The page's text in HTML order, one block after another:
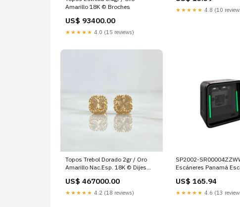
Amarillo 18K © Broches
US$ 93400.00
★★★★★ 4.0 (15 reviews)
★★★★★ 4.8 (10
Topos Trebol Dorado 2gr / Oro
Amarillo Nac.Esp. 18K © Dijes
US$ 467000.00
★★★★★ 4.2 (18 reviews)
SP2002-SR00004ZZWW
Escáneres Panamá
US$ 165.94
★★★★★ 4.6 (13